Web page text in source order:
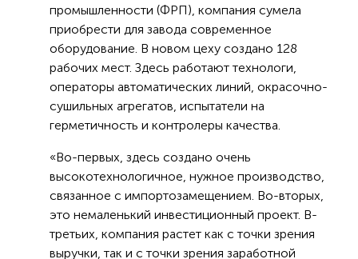
промышленности (ФРП), компания сумела
приобрести для завода современное
оборудование. В новом цеху создано 128
рабочих мест. Здесь работают технологи,
операторы автоматических линий, окрасочно-
сушильных агрегатов, испытатели на
герметичность и контролеры качества.
«Во-первых, здесь создано очень
высокотехнологичное, нужное производство,
связанное с импортозамещением. Во-вторых,
это немаленький инвестиционный проект. В-
третьих, компания растет как с точки зрения
выручки, так и с точки зрения заработной